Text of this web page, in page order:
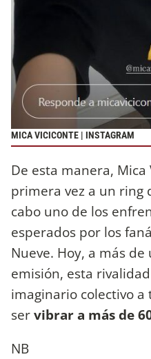
MICA VICICONTE | INSTAGRAM
De esta manera,
primera vez a un ring
cabo uno de los
esperados por los
Nueve. Hoy, a más
emisión, esta
imaginario colectivo
servibrar a más de
NB